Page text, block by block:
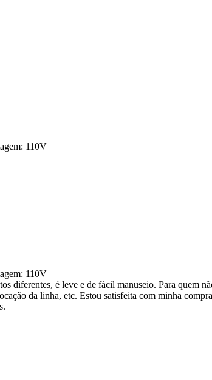
110V
110V
diferentes, é leve e de fácil manuseio. Para quem
da linha, etc. Estou satisfeita com minha